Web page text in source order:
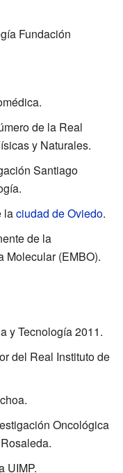
Fundación
de la Real
y Naturales.
Santiago
laciudad de Oviedo.
de la
Molecular (EMBO).
y Tecnología 2011.
del Real Instituto de
Oncológica
UIMP.